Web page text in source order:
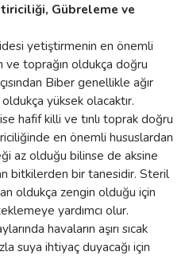
Gübreleme ve
yetiştirmenin en önemli
ve toprağın oldukça doğru
Biber genellikle ağır
yüksek olacaktır.
hafif killi ve tınlı toprak doğru
en önemli hususlardan
az olduğu bilinse de aksine
bitkilerden bir tanesidir. Steril
oldukça zengin olduğu için
yardımcı olur.
havaların aşırı sıcak
suya ihtiyaç duyacağı için